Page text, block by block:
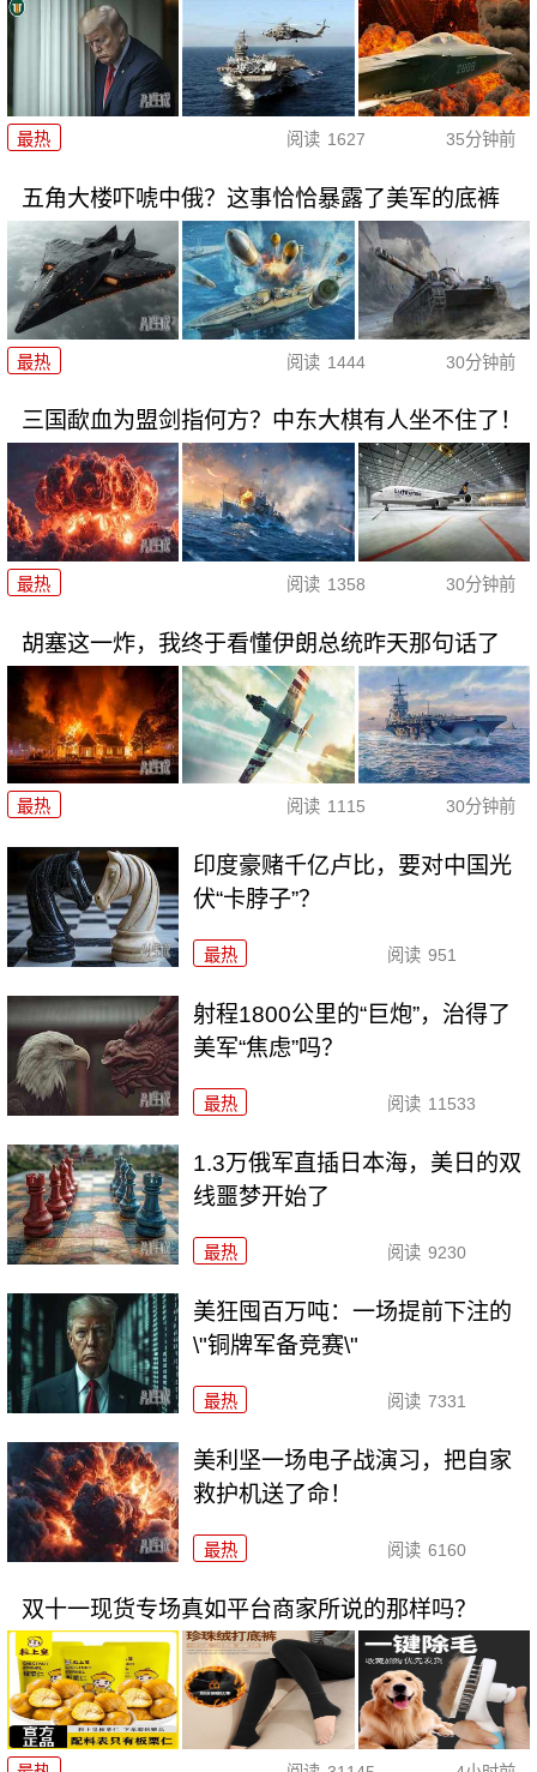
最热 阅读 1627 35分钟前
五角大楼吓唬中俄？这事恰恰暴露了美军的底裤
最热 阅读 1444 30分钟前
三国歃血为盟剑指何方？中东大棋有人坐不住了！
最热 阅读 1358 30分钟前
胡塞这一炸，我终于看懂伊朗总统昨天那句话了
最热 阅读 1115 30分钟前
印度豪赌千亿卢比，要对中国光
伏“卡脖子”？
最热 阅读 951
射程1800公里的“巨炮”，治得了
美军“焦虑”吗？
最热 阅读 11533
1.3万俄军直插日本海，美日的双
线噩梦开始了
最热 阅读 9230
美狂囤百万吨：一场提前下注的
\"铜牌军备竞赛\"
最热 阅读 7331
美利坚一场电子战演习，把自家
救护机送了命！
最热 阅读 6160
双十一现货专场真如平台商家所说的那样吗？